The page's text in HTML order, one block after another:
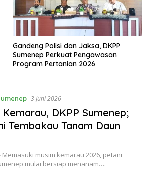
Gandeng Polisi dan Jaksa, DKPP
Sumenep Perkuat Pengawasan
Program Pertanian 2026
3 Juni 2026
DKPP Sumenep;
Tembakau Tanam Daun
Memasuki musim kemarau 2026, petani
mulai bersiap menanam….